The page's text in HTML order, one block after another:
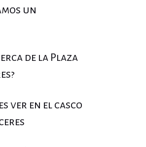
un
de la Plaza
ver en el casco